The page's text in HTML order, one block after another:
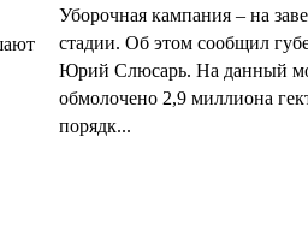
Уборочная кампания – на
стадии. Об этом сообщил
Юрий Слюсарь. На данный
обмолочено 2,9 миллиона
порядк...